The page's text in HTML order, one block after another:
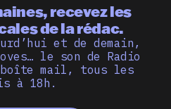
recevez les
de la rédac.
et de demain,
le son de Radio
boîte mail, tous les
à 18h.